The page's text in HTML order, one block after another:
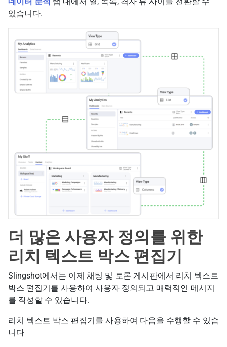
있습니다.
더 많은 사용자 정의를 위한
리치 텍스트 박스 편집기
Slingshot에서는 이제 채팅 및 토론 게시판에서 리치 텍스트
박스 편집기를 사용하여 사용자 정의되고 매력적인 메시지
를 작성할 수 있습니다.
리치 텍스트 박스 편집기를 사용하여 다음을 수행할 수 있습
니다